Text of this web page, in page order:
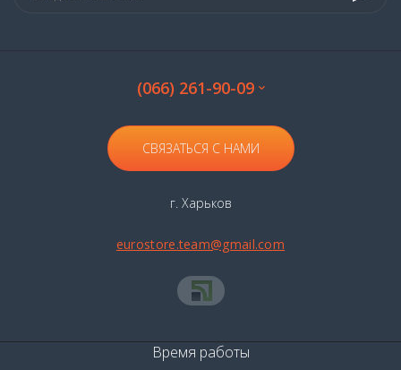
(066) 261-90-09
СВЯЗАТЬСЯ С НАМИ
г. Харьков
eurostore.team@gmail.com
Время работы